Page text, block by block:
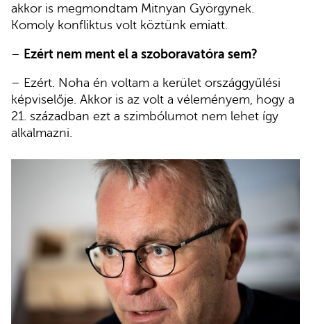
akkor is megmondtam Mitnyan Györgynek.
Komoly konfliktus volt köztünk emiatt.
– Ezért nem ment el a szoboravatóra sem?
– Ezért. Noha én voltam a kerület országgyűlési
képviselője. Akkor is az volt a véleményem, hogy a
21. században ezt a szimbólumot nem lehet így
alkalmazni.